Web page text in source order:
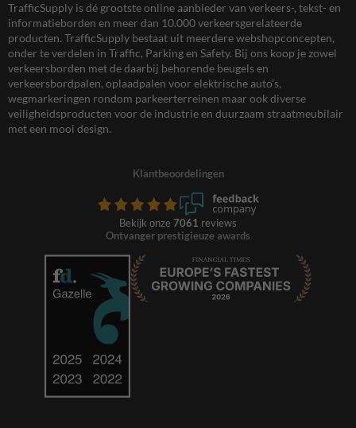
TrafficSupply is dé grootste online aanbieder van verkeers-, tekst- en
informatieborden en meer dan 10.000 verkeersgerelateerde
producten. TrafficSupply bestaat uit meerdere webshopconcepten,
onder te verdelen in Traffic, Parking en Safety. Bij ons koop je zowel
verkeersborden met de daarbij behorende beugels en
verkeersbordpalen, oplaadpalen voor elektrische auto’s,
wegmarkeringen rondom parkeerterreinen maar ook diverse
veiligheidsproducten voor de industrie en duurzaam straatmeubilair
met een mooi design.
Klantbeoordelingen
Bekijk onze 7061 reviews
Ontvanger prestigieuze awards